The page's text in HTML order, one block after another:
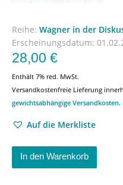
Reihe: Wagner in der
Erscheinungsdatum:
28,00 €
Enthält 7% red. MwSt.
Versandkostenfreie Lieferung
gewichtsabhängige Versandkosten.
Auf die Merkliste
In den Warenkorb